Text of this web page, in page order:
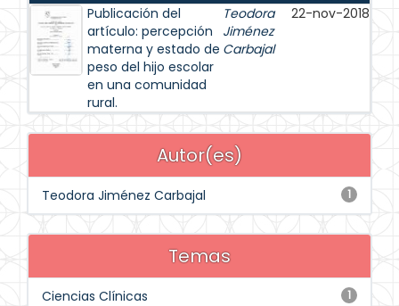
Publicación del
artículo: percepción
materna y estado de
peso del hijo escolar
en una comunidad
rural.
Teodora
Jiménez
Carbajal
22-nov-2018
Autor(es)
1
Teodora Jiménez Carbajal
Temas
1
Ciencias Clínicas